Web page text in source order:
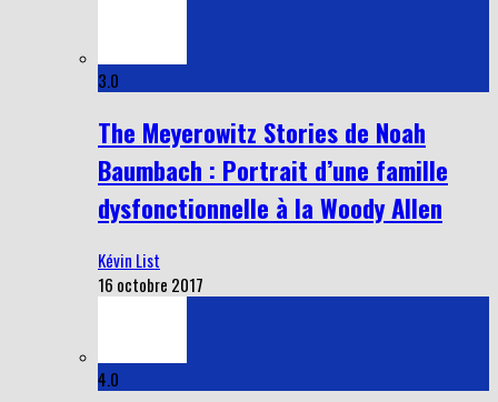
3.0
The Meyerowitz Stories de Noah
Baumbach : Portrait d’une famille
dysfonctionnelle à la Woody Allen
Kévin List
16 octobre 2017
4.0